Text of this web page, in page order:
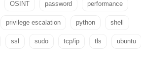
OSINT password performance
privilege escalation python shell
ssl sudo tcp/ip tls ubuntu